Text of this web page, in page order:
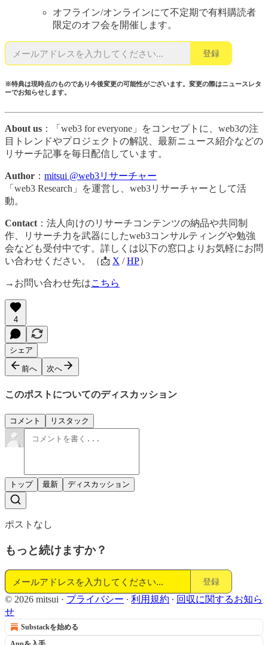
オフライン/オンラインにて不定期で有料購読者
限定のオフ会を開催します。
登録
※特典は現時点のものであり今後変更の可能性がございます。変更の際はニュースレタ
ーでお知らせします。
About us ：「web3 for everyone」をコンセプトに、web3の注
目トレンドやプロジェクトの解説、最新ニュース紹介などの
リサーチ記事を毎日配信しています。
Author ： mitsui @web3リサーチャー
「web3 Research」を運営し、web3リサーチャーとして活
動。
Contact ：法人向けのリサーチコンテンツの納品や共同制
作、リサーチ力を武器にしたweb3コンサルティングや勉強
会なども受付中です。詳しくは以下の窓口よりお気軽にお問
い合わせください。（📩 X /HP）
→お問い合わせ先はこちら
4
シェア
前へ 次へ
このポストについてのディスカッション
コメント リスタック
トップ 最新 ディスカッション
ポストなし
もっと続けますか？
登録
© 2026 mitsui · プライバシー ∙ 利用規約 ∙ 回収に関するお知ら
せ
Substackを始める